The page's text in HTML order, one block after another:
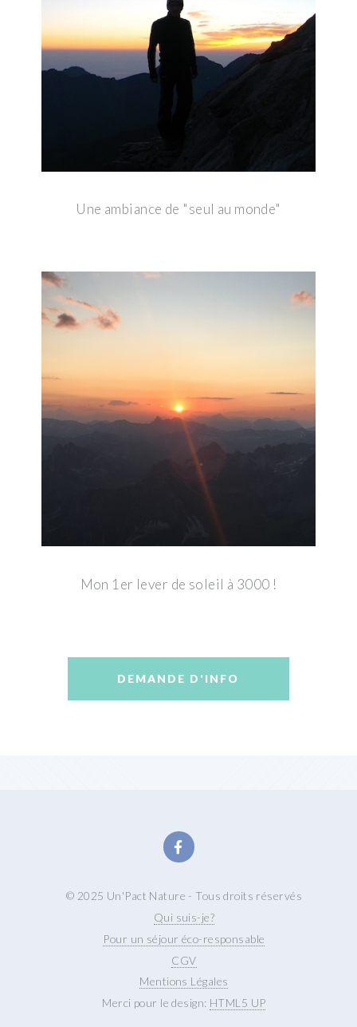
Une ambiance de "seul au monde"
Mon 1er lever de soleil à 3000 !
DEMANDE D'INFO
© 2025 Un'Pact Nature - Tous droits réservés
Qui suis-je?
Pour un séjour éco-responsable
CGV
Mentions Légales
Merci pour le design: HTML5 UP